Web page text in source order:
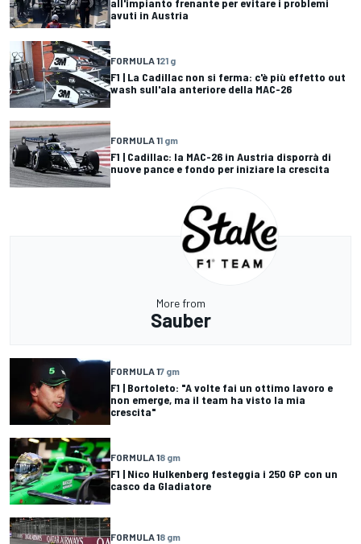
all'impianto frenante per evitare i problemi
avuti in Austria
FORMULA 121 g
F1 | La Cadillac non si ferma: c'è più effetto out
wash sull'ala anteriore della MAC-26
FORMULA 11 gm
F1 | Cadillac: la MAC-26 in Austria disporrà di
nuove pance e fondo per iniziare la crescita
More from
Sauber
FORMULA 17 gm
F1 | Bortoleto: "A volte fai un ottimo lavoro e
non emerge, ma il team ha visto la mia
crescita"
FORMULA 18 gm
F1 | Nico Hulkenberg festeggia i 250 GP con un
casco da Gladiatore
FORMULA 18 gm